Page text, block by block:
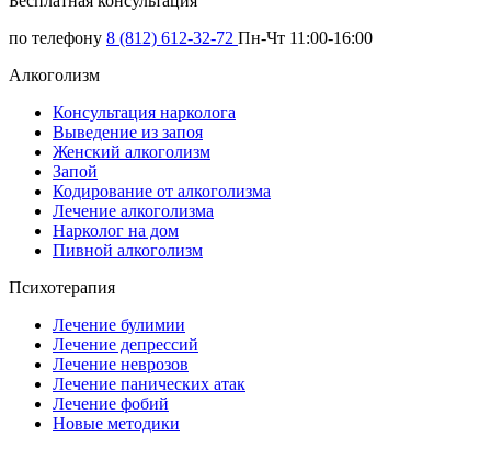
по телефону 8 (812) 612-32-72 Пн-Чт 11:00-16:00
Алкоголизм
Консультация нарколога
Выведение из запоя
Женский алкоголизм
Запой
Кодирование от алкоголизма
Лечение алкоголизма
Нарколог на дом
Пивной алкоголизм
Психотерапия
Лечение булимии
Лечение депрессий
Лечение неврозов
Лечение панических атак
Лечение фобий
Новые методики